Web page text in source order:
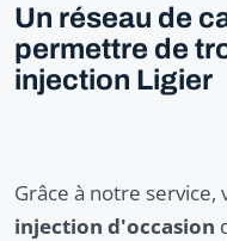
Un réseau de
permettre de
injection Ligier
Grâce à notre service,
injection d'occasion